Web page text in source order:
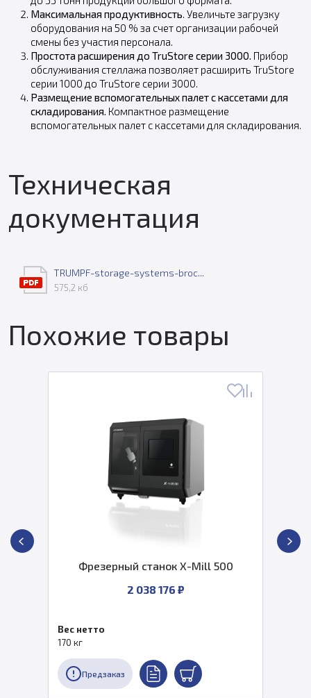
Максимальная продуктивность . Увеличьте загрузку
оборудования на 50 % за счет организации рабочей
смены без участия персонала.
Простота расширения до TruStore серии 3000. Прибор
обслуживания стеллажа позволяет расширить TruStore
серии 1000 до TruStore серии 3000.
Размещение вспомогательных палет с кассетами для
складирования. Компактное размещение
вспомогательных палет с кассетами для складирования.
Техническая
документация
TRUMPF-storage-systems-broc...
575,2 кб
Похожие товары
Фрезерный станок X-Mill 500
2 038 176 ₽
Вес нетто
170 кг
Предзаказ